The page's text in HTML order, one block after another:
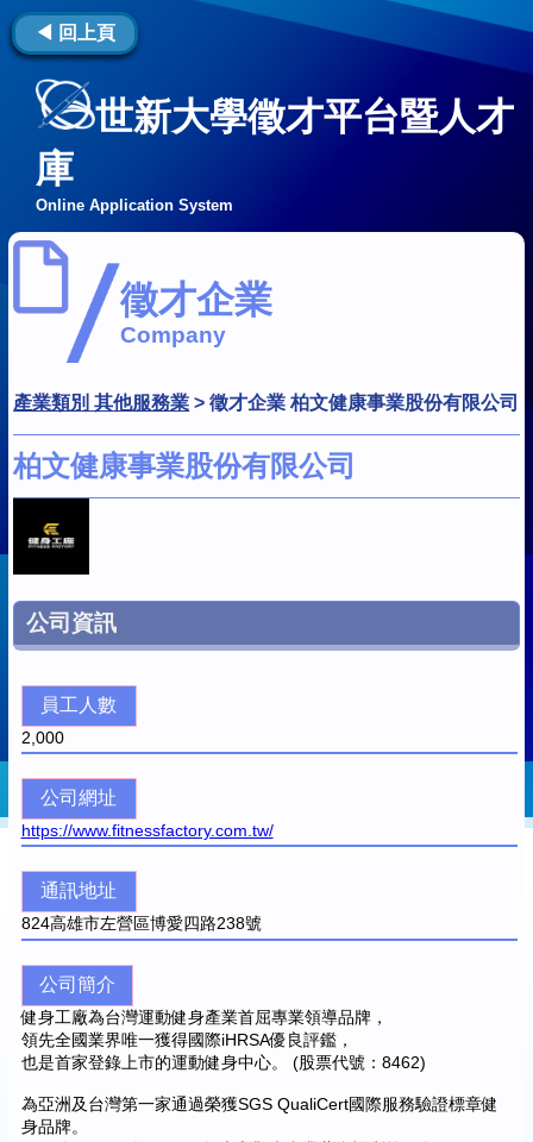
◀ 回上頁
世新大學徵才平台暨人才
庫
Online Application System
徵才企業
Company
產業類別 其他服務業 >徵才企業 柏文健康事業股份有限公司
柏文健康事業股份有限公司
公司資訊
員工人數
2,000
公司網址
https://www.fitnessfactory.com.tw/
通訊地址
824高雄市左營區博愛四路238號
公司簡介
健身工廠為台灣運動健身產業首屈專業領導品牌，
領先全國業界唯一獲得國際iHRSA優良評鑑，
也是首家登錄上市的運動健身中心。 (股票代號：8462)
為亞洲及台灣第一家通過榮獲SGS QualiCert國際服務驗證標章健
身品牌。